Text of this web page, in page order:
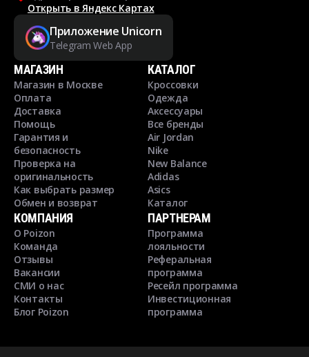
Открыть в Яндекс Картах
Приложение Unicorn
Telegram Web App
МАГАЗИН
Магазин в Москве
Оплата
Доставка
Помощь
Гарантия и
безопасность
Проверка на
оригинальность
Как выбрать размер
Обмен и возврат
КАТАЛОГ
Кроссовки
Одежда
Аксессуары
Все бренды
Air Jordan
Nike
New Balance
Adidas
Asics
Каталог
КОМПАНИЯ
О Poizon
Команда
Отзывы
Вакансии
СМИ о нас
Контакты
Блог Poizon
ПАРТНЕРАМ
Программа
лояльности
Реферальная
программа
Ресейл программа
Инвестиционная
программа